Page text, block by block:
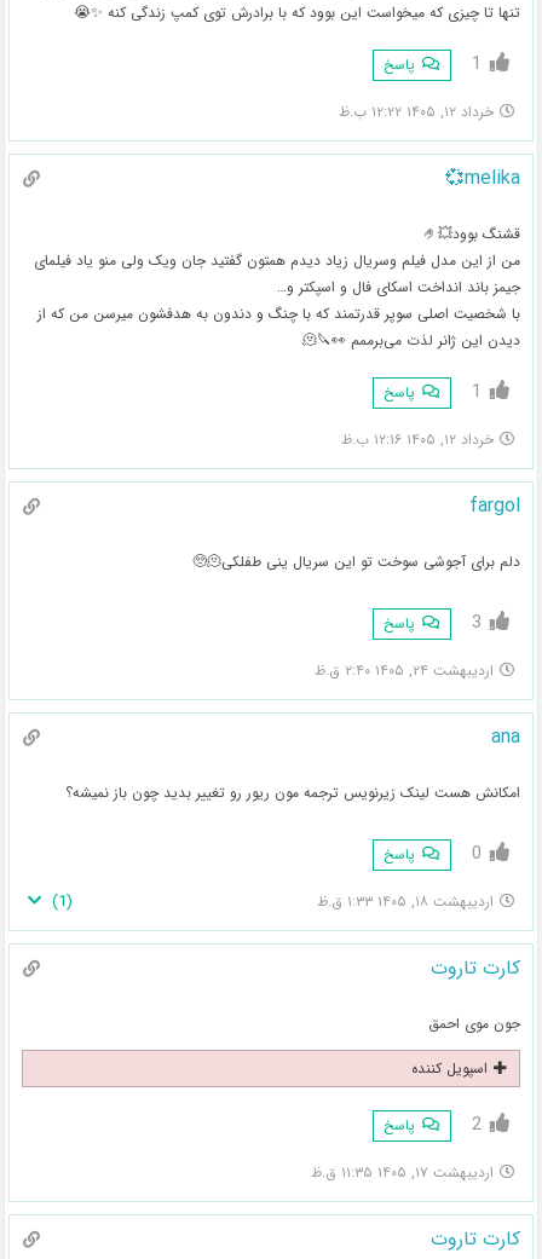
تنها تا چیزی که میخواست این بوود که با برادرش توی کمپ زندگی کنه ✨😭
1 پاسخ
خرداد ۱۲, ۱۴۰۵ ۱۲:۲۲ ب.ظ
melika💞
قشنگ بوود💥🤌
من از این مدل فیلم وسریال زیاد دیدم همتون گفتید جان ویک ولی منو یاد فیلمای
جیمز باند انداخت اسکای فال و اسپکتر و…
با شخصیت اصلی سوپر قدرتمند که با چنگ و دندون به هدفشون میرسن من که از
دیدن این ژانر لذت می‌برممم 👀🔪🫠
1 پاسخ
خرداد ۱۲, ۱۴۰۵ ۱۲:۱۶ ب.ظ
fargol
دلم برای آجوشی سوخت تو این سریال ینی طفلکی🫠🥺
3 پاسخ
اردیبهشت ۲۴, ۱۴۰۵ ۲:۴۰ ق.ظ
ana
امکانش هست لینک زیرنویس ترجمه مون ریور رو تغییر بدید چون باز نمیشه؟
0 پاسخ
اردیبهشت ۱۸, ۱۴۰۵ ۱:۳۳ ق.ظ (
1
)
کارت تاروت
جون موی احمق
اسپویل کننده
2 پاسخ
اردیبهشت ۱۷, ۱۴۰۵ ۱۱:۳۵ ق.ظ
کارت تاروت